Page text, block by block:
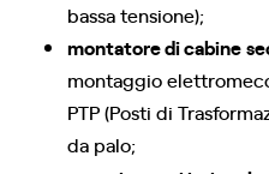
bassa tensione);
montatore di cabine
montaggio
PTP (Posti di
da palo;